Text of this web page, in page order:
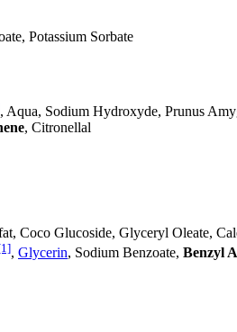
Potassium Sorbate
, Aqua, Sodium Hydroxyde, Prunus
, Citronellal
Coco Glucoside, Glyceryl Oleate,
, Glycerin, Sodium Benzoate, Benzyl